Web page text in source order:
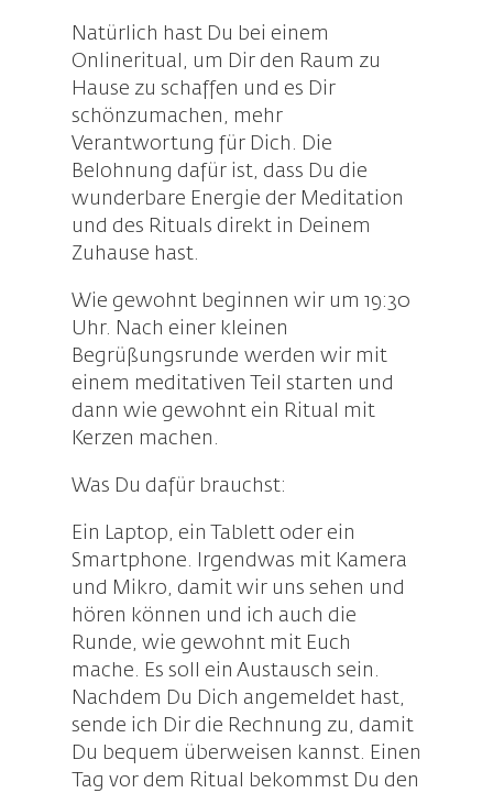
Natürlich hast Du bei einem
Onlineritual, um Dir den Raum zu
Hause zu schaffen und es Dir
schönzumachen, mehr
Verantwortung für Dich. Die
Belohnung dafür ist, dass Du die
wunderbare Energie der Meditation
und des Rituals direkt in Deinem
Zuhause hast.
Wie gewohnt beginnen wir um 19:30
Uhr. Nach einer kleinen
Begrüßungsrunde werden wir mit
einem meditativen Teil starten und
dann wie gewohnt ein Ritual mit
Kerzen machen.
Was Du dafür brauchst:
Ein Laptop, ein Tablett oder ein
Smartphone. Irgendwas mit Kamera
und Mikro, damit wir uns sehen und
hören können und ich auch die
Runde, wie gewohnt mit Euch
mache. Es soll ein Austausch sein.
Nachdem Du Dich angemeldet hast,
sende ich Dir die Rechnung zu, damit
Du bequem überweisen kannst. Einen
Tag vor dem Ritual bekommst Du den